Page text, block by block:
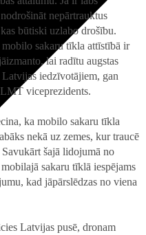
nepārtrauktus
būtiski uzlabo drošību.
sakaru tīkla attīstībā ir
lai radītu augstas
iedzīvotājiem, gan
viceprezidents.
ka mobilo sakaru tīkla
nekā uz zemes, kur traucē
šajā lidojumā no
sakaru tīklā iespējams
kad jāpārslēdzas no viena
Latvijas pusē, dronam